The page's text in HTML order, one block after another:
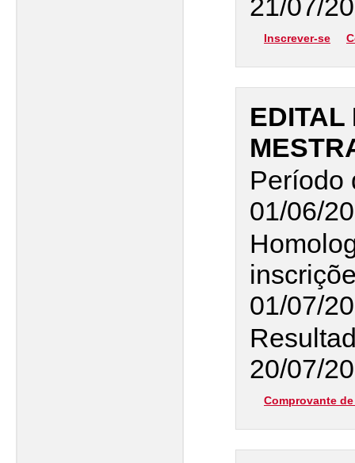
21/07/
Inscrever-se
EDITAL
Período
01/06/
01/07/
20/07/
Comprovante